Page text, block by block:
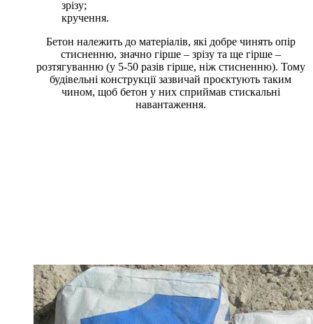
зрізу;
кручення.
Бетон належить до матеріалів, які добре чинять опір
стисненню, значно гірше – зрізу та ще гірше –
розтягуванню (у 5-50 разів гірше, ніж стисненню). Тому
будівельні конструкції зазвичай проєктують таким
чином, щоб бетон у них сприймав стискальні
навантаження.